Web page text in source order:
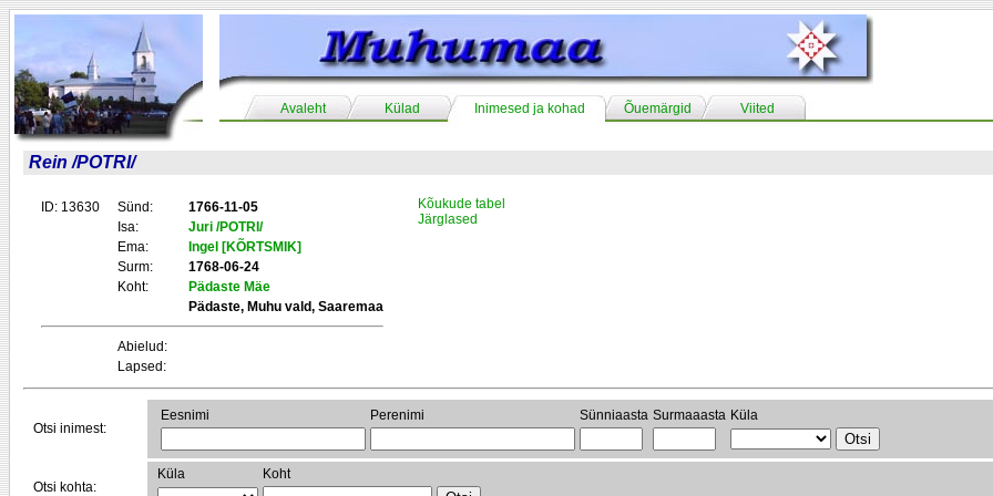
Avaleht Külad Inimesed ja kohad Õuemärgid Viited
Rein /POTRI/
ID: 13630 Sünd:
1766-11-05
Isa:
Juri /POTRI/
Ema:
Ingel [KÕRTSMIK]
Surm:
1768-06-24
Koht:
Pädaste Mäe
Pädaste, Muhu vald, Saaremaa
Abielud:
Lapsed:
Kõukude tabel
Järglased
Otsi inimest:
Eesnimi Perenimi Sünniaasta Surmaaasta Küla
Otsi kohta:
Küla Koht